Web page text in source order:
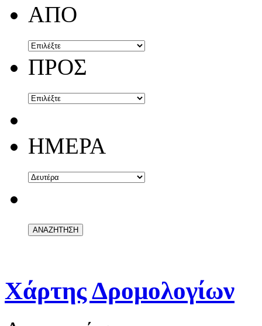
ΑΠΟ
ΠΡΟΣ
ΗΜΕΡΑ
Χάρτης Δρομολογίων